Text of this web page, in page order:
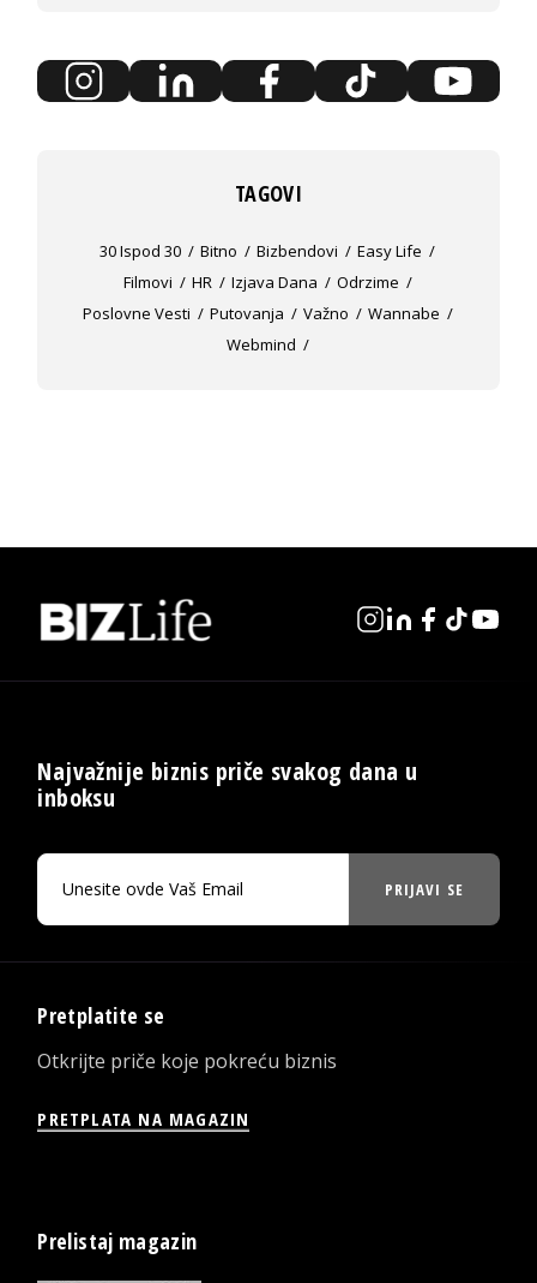
TAGOVI
30 Ispod 30 Bitno Bizbendovi
Easy Life
Filmovi
HR Izjava Dana
Odrzime
Poslovne Vesti
Putovanja Važno
Wannabe
Webmind
Najvažnije biznis priče svakog dana u
inboksu
PRIJAVI SE
Pretplatite se
Otkrijte priče koje pokreću biznis
PRETPLATA NA MAGAZIN
Prelistaj magazin